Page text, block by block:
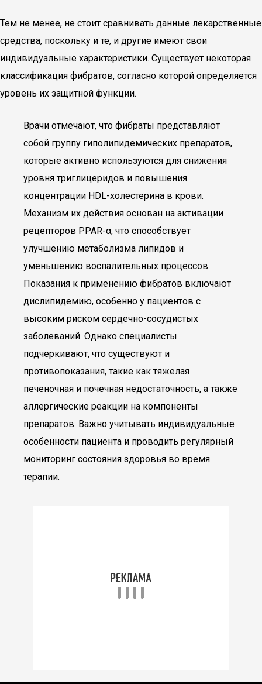
Тем не менее, не стоит сравнивать данные лекарственные
средства, поскольку и те, и другие имеют свои
индивидуальные характеристики. Существует некоторая
классификация фибратов, согласно которой определяется
уровень их защитной функции.
Врачи отмечают, что фибраты представляют
собой группу гиполипидемических препаратов,
которые активно используются для снижения
уровня триглицеридов и повышения
концентрации HDL-холестерина в крови.
Механизм их действия основан на активации
рецепторов PPAR-α, что способствует
улучшению метаболизма липидов и
уменьшению воспалительных процессов.
Показания к применению фибратов включают
дислипидемию, особенно у пациентов с
высоким риском сердечно-сосудистых
заболеваний. Однако специалисты
подчеркивают, что существуют и
противопоказания, такие как тяжелая
печеночная и почечная недостаточность, а также
аллергические реакции на компоненты
препаратов. Важно учитывать индивидуальные
особенности пациента и проводить регулярный
мониторинг состояния здоровья во время
терапии.